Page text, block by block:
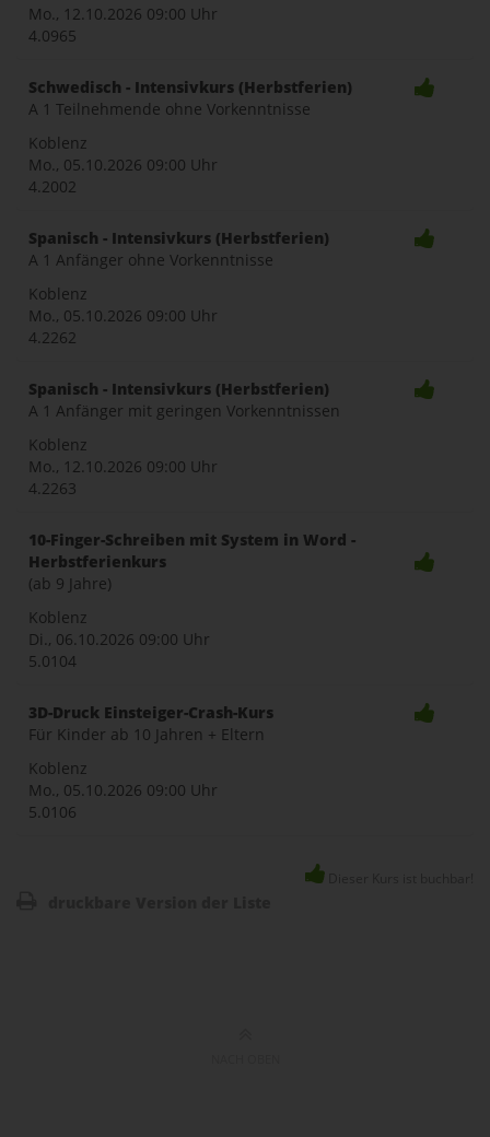
Mo., 12.10.2026 09:00 Uhr
4.0965
Schwedisch - Intensivkurs (Herbstferien)
A 1 Teilnehmende ohne Vorkenntnisse
Koblenz
Mo., 05.10.2026 09:00 Uhr
4.2002
Spanisch - Intensivkurs (Herbstferien)
A 1 Anfänger ohne Vorkenntnisse
Koblenz
Mo., 05.10.2026 09:00 Uhr
4.2262
Spanisch - Intensivkurs (Herbstferien)
A 1 Anfänger mit geringen Vorkenntnissen
Koblenz
Mo., 12.10.2026 09:00 Uhr
4.2263
10-Finger-Schreiben mit System in Word -
Herbstferienkurs
(ab 9 Jahre)
Koblenz
Di., 06.10.2026 09:00 Uhr
5.0104
3D-Druck Einsteiger-Crash-Kurs
Für Kinder ab 10 Jahren + Eltern
Koblenz
Mo., 05.10.2026 09:00 Uhr
5.0106